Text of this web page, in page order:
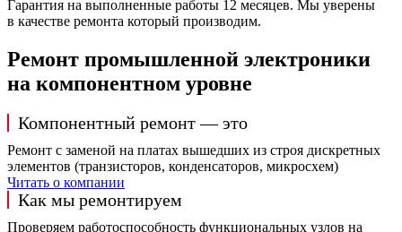
Гарантия на выполненные работы 12 месяцев. Мы уверены
в качестве ремонта который производим.
Ремонт промышленной электроники
на компонентном уровне
Компонентный ремонт — это
Ремонт с заменой на платах вышедших из строя дискретных
элементов (транзисторов, конденсаторов, микросхем)
Читать о компании
Как мы ремонтируем
Проверяем работоспособность функциональных узлов на